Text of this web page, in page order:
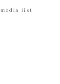
media list